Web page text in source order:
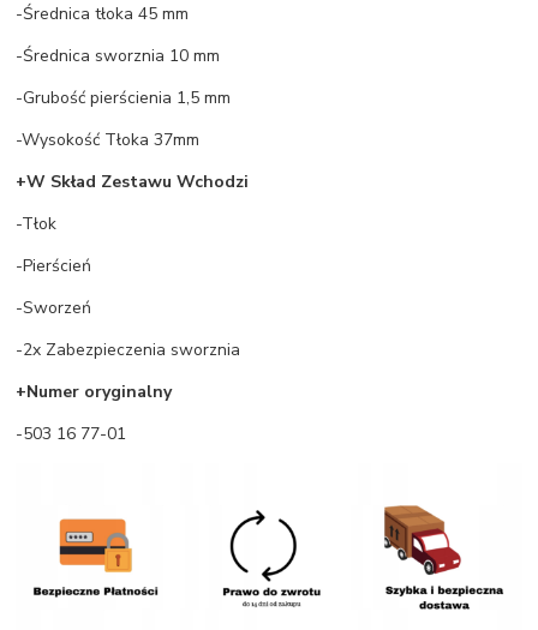
-Średnica tłoka 45 mm
-Średnica sworznia 10 mm
-Grubość pierścienia 1,5 mm
-Wysokość Tłoka 37mm
+W Skład Zestawu Wchodzi
-Tłok
-Pierścień
-Sworzeń
-2x Zabezpieczenia sworznia
+Numer oryginalny
-503 16 77-01